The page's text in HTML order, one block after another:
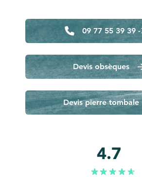
09 77 55 39 39 -
Devis obsèques
Devis pierre tombale
4.7